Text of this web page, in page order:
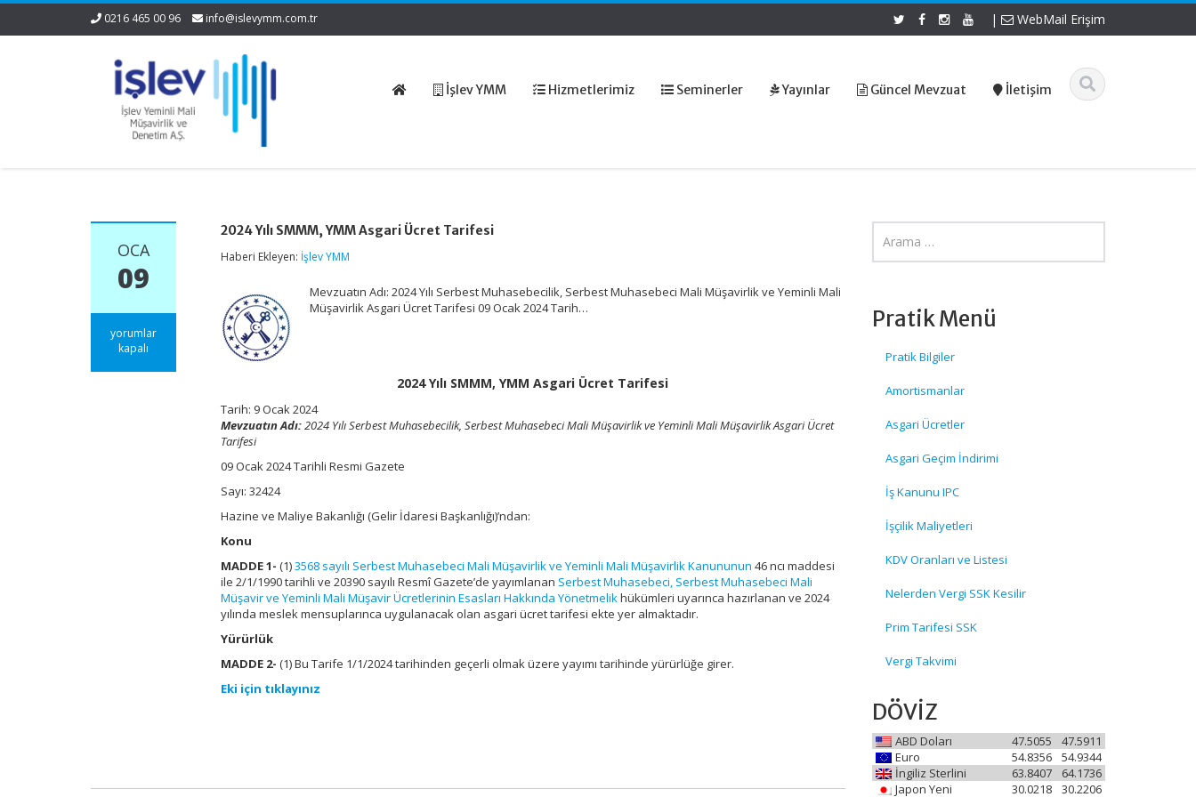
0216 465 00 96 info@islevymm.com.tr | WebMail Erişim
İşlev YMM Hizmetlerimiz Seminerler Yayınlar Güncel Mevzuat İletişim
OCA
09
2024
Yılı
yorumlar
kapalı
2024 Yılı SMMM, YMM Asgari Ücret Tarifesi
Haberi Ekleyen: İşlev YMM
Mevzuatın Adı: 2024 Yılı Serbest Muhasebecilik, Serbest Muhasebeci Mali Müşavirlik ve Yeminli Mali
Müşavirlik Asgari Ücret Tarifesi 09 Ocak 2024 Tarih…
2024 Yılı SMMM, YMM Asgari Ücret Tarifesi
Tarih: 9 Ocak 2024
Mevzuatın Adı:2024 Yılı Serbest Muhasebecilik, Serbest Muhasebeci Mali Müşavirlik ve Yeminli Mali Müşavirlik Asgari Ücret
Tarifesi
09 Ocak 2024 Tarihli Resmi Gazete
Sayı: 32424
Hazine ve Maliye Bakanlığı (Gelir İdaresi Başkanlığı)’ndan:
Konu
MADDE 1- (1)3568 sayılı Serbest Muhasebeci Mali Müşavirlik ve Yeminli Mali Müşavirlik Kanununun 46 ncı maddesi
ile 2/1/1990 tarihli ve 20390 sayılı Resmî Gazete’de yayımlanan Serbest Muhasebeci, Serbest Muhasebeci Mali
Müşavir ve Yeminli Mali Müşavir Ücretlerinin Esasları Hakkında Yönetmelik hükümleri uyarınca hazırlanan ve 2024
yılında meslek mensuplarınca uygulanacak olan asgari ücret tarifesi ekte yer almaktadır.
Yürürlük
MADDE 2-(1) Bu Tarife 1/1/2024 tarihinden geçerli olmak üzere yayımı tarihinde yürürlüğe girer.
Eki için tıklayınız
Pratik Menü
Pratik Bilgiler
Amortismanlar
Asgari Ücretler
Asgari Geçim İndirimi
İş Kanunu IPC
İşçilik Maliyetleri
KDV Oranları ve Listesi
Nelerden Vergi SSK Kesilir
Prim Tarifesi SSK
Vergi Takvimi
DÖVİZ
ABD Doları 47.5911
47.5055
Euro
54.9344
54.8356
İngiliz Sterlini
64.1736
63.8407
Japon Yeni
30.2206
30.0218